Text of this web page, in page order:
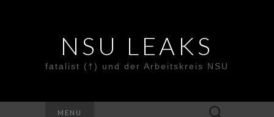
NSU LEAKS
fatalist (†) und der Arbeitskreis NSU
MENU
Suche